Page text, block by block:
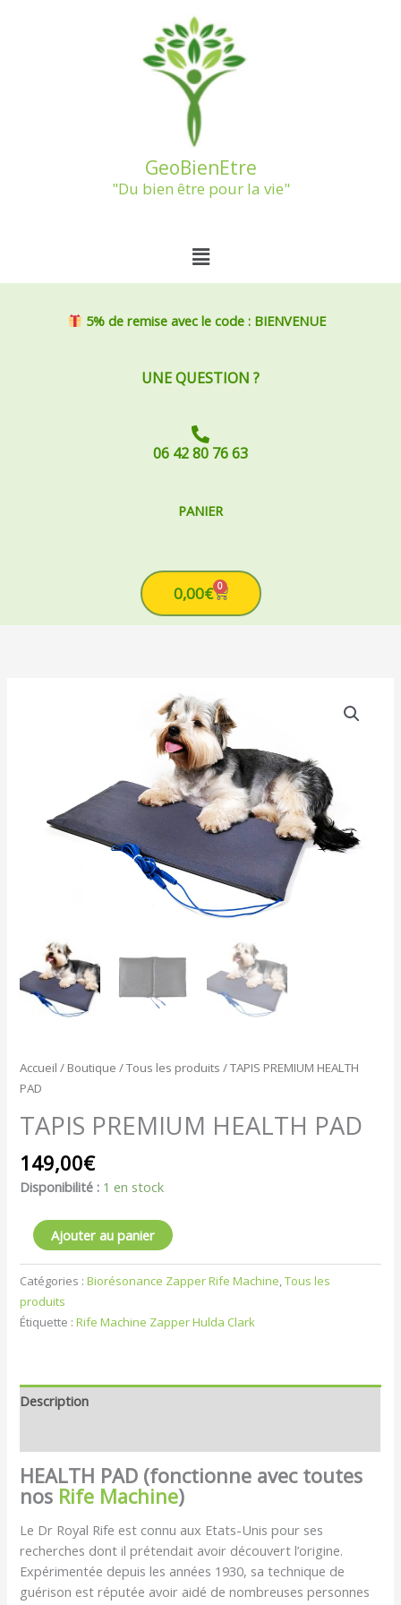
GeoBienEtre
"Du bien être pour la vie"
Menu
5% de remise avec le code : BIENVENUE
UNE QUESTION ?
06 42 80 76 63
PANIER
0,00€ 0
Cart
Accueil / Boutique /Tous les produits / TAPIS PREMIUM HEALTH
PAD
TAPIS PREMIUM HEALTH PAD
149,00€
Disponibilité : 1 en stock
Ajouter au panier
Catégories :Biorésonance Zapper Rife Machine,Tous les
produits
Étiquette :Rife Machine Zapper Hulda Clark
Description
HEALTH PAD (fonctionne avec toutes
nos Rife Machine)
Le Dr Royal Rife est connu aux Etats-Unis pour ses
recherches dont il prétendait avoir découvert l’origine.
Expérimentée depuis les années 1930, sa technique de
guérison est réputée avoir aidé de nombreuses personnes